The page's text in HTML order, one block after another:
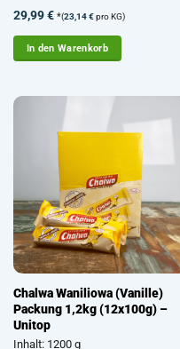
Bewertet
mit 4.8
von 5
29,99€ *(23,14€pro KG)
In den Warenkorb
Chalwa Waniliowa (Vanille)
Packung 1,2kg (12x100g) –
Unitop
Inhalt: 1200 g